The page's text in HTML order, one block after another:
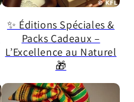
✨ Éditions Spéciales &
Packs Cadeaux –
L’Excellence au Naturel
🎁